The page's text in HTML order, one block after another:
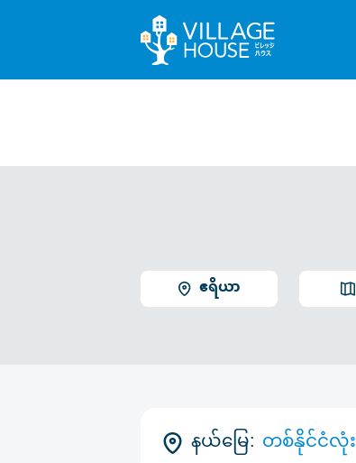
ဧရိယာ
နယ်မြေ: တစ်နိုင်ငံလုံး